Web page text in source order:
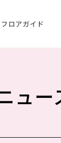
フロアガイド
ュー